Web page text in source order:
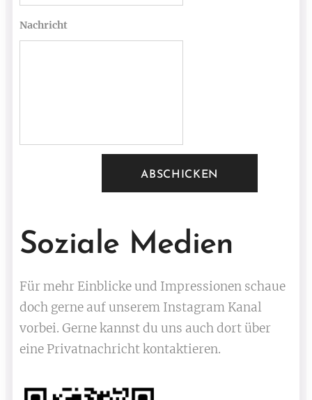
Nachricht
ABSCHICKEN
Soziale Medien
Für mehr Einblicke und Impressionen schaue
doch gerne auf unserem Instagram Kanal
vorbei. Gerne kannst du uns auch dort über
eine Privatnachricht kontaktieren.